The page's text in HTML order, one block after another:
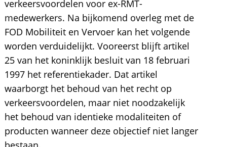
verkeersvoordelen voor ex-RMT-
medewerkers. Na bijkomend overleg met de
FOD Mobiliteit en Vervoer kan het volgende
worden verduidelijkt. Vooreerst blijft artikel
25 van het koninklijk besluit van 18 februari
1997 het referentiekader. Dat artikel
waarborgt het behoud van het recht op
verkeersvoordelen, maar niet noodzakelijk
het behoud van identieke modaliteiten of
producten wanneer deze objectief niet langer